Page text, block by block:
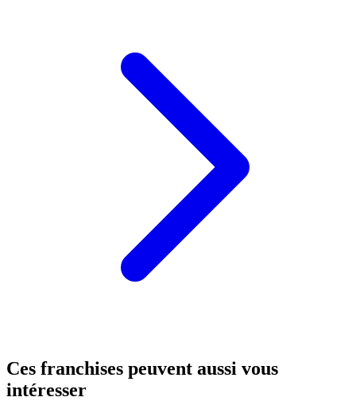
Ces franchises peuvent aussi vous
intéresser